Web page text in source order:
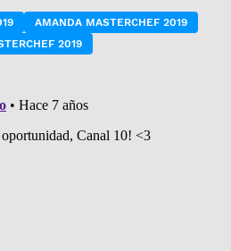
AMANDA MASTERCHEF 2019
2019